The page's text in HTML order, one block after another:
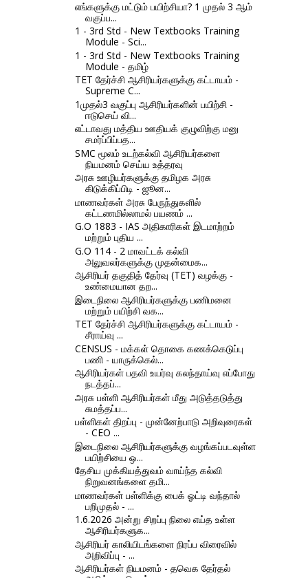
எங்களுக்கு மட்டும் பயிற்சியா? 1 முதல் 3 ஆம்
வகுப்ப...
1 - 3rd Std - New Textbooks Training
Module - Sci...
1 - 3rd Std - New Textbooks Training
Module - தமிழ்
TET தேர்ச்சி ஆசிரியர்களுக்கு கட்டாயம் -
Supreme C...
1முதல்3 வகுப்பு ஆசிரியர்களின் பயிற்சி -
ஈடுசெய் வி...
எட்டாவது மத்திய ஊதியக் குழுவிற்கு மனு
சமர்ப்பிப்பத...
SMC மூலம் உடற்கல்வி ஆசிரியர்களை
நியமனம் செய்ய உத்தரவு
அரசு ஊழியர்களுக்கு தமிழக அரசு
கிடுக்கிப்பிடி - ஜூன...
மாணவர்கள் அரசு பேருந்துகளில்
கட்டணமில்லாமல் பயணம் ...
G.O 1883 - IAS அதிகாரிகள் இடமாற்றம்
மற்றும் புதிய ...
G.O 114 - 2 மாவட்டக் கல்வி
அலுவலர்களுக்கு முதன்மைக...
ஆசிரியர் தகுதித் தேர்வு (TET) வழக்கு -
உண்மையான தற...
இடைநிலை ஆசிரியர்களுக்கு பணிமனை
மற்றும் பயிற்சி வக...
TET தேர்ச்சி ஆசிரியர்களுக்கு கட்டாயம் -
சீராய்வு ...
CENSUS - மக்கள் தொகை கணக்கெடுப்பு
பணி - யாருக்கெல்...
ஆசிரியர்கள் பதவி உயர்வு கலந்தாய்வு எப்போது
நடத்தப்...
அரசு பள்ளி ஆசிரியர்கள் மீது அடுத்தடுத்து
சுமத்தப்ப...
பள்ளிகள் திறப்பு - முன்னேற்பாடு அறிவுரைகள்
- CEO ...
இடைநிலை ஆசிரியர்களுக்கு வழங்கப்படவுள்ள
பயிற்சியை ஒ...
தேசிய முக்கியத்துவம் வாய்ந்த கல்வி
நிறுவனங்களை தமி...
மாணவர்கள் பள்ளிக்கு பைக் ஓட்டி வந்தால்
பறிமுதல் - ...
1.6.2026 அன்று சிறப்பு நிலை எய்த உள்ள
ஆசிரியர்களுக...
ஆசிரியர் காலியிடங்களை நிரப்ப விரைவில்
அறிவிப்பு - ...
ஆசிரியர்கள் நியமனம் - தவெக தேர்தல்